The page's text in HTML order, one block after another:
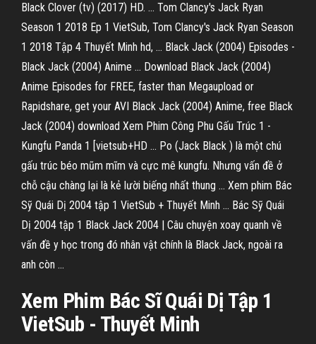
Black Clover (tv) (2017) HD. ... Tom Clancy's Jack Ryan
Season 1 2018 Ep 1 VietSub, Tom Clancy's Jack Ryan Season
1 2018 Tập 4 Thuyết Minh hd, ... Black Jack (2004) Episodes -
Black Jack (2004) Anime ... Download Black Jack (2004)
Anime Episodes for FREE, faster than Megaupload or
Rapidshare, get your AVI Black Jack (2004) Anime, free Black
Jack (2004) download Xem Phim Công Phu Gấu Trúc 1 -
Kungfu Panda 1 [vietsub+HD ... Po (Jack Black ) là một chú
gấu trúc béo mũm mĩm và cực mê kungfu. Nhưng vấn đề ở
chỗ cậu chàng lại là kẻ lười biếng nhất thung ... Xem phim Bác
Sỹ Quái Dị 2004 tập 1 VietSub + Thuyết Minh ... Bác Sỹ Quái
Dị 2004 tập 1 Black Jack 2004 | Câu chuyện xoay quanh về
vấn đề y học trong đó nhân vật chính là Black Jack, ngoài ra
anh còn ...
Xem Phim Bác Sĩ Quái Dị Tập 1
VietSub - Thuyết Minh